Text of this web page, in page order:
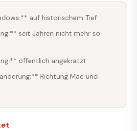
auf historischem Tief
seit Jahren nicht mehr so
öffentlich angekratzt
Richtung Mac und